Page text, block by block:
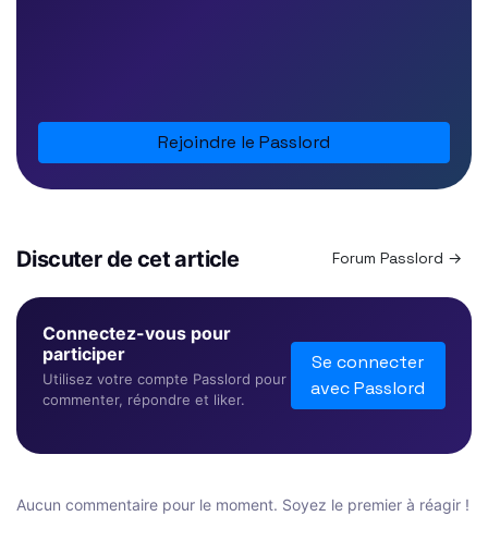
Rejoindre le Passlord
Discuter de cet article Forum Passlord →
Connectez-vous pour
participer
Utilisez votre compte Passlord pour
commenter, répondre et liker.
Se connecter
avec Passlord
Aucun commentaire pour le moment. Soyez le premier à réagir !